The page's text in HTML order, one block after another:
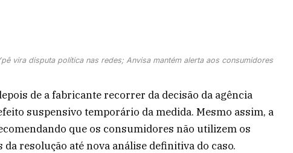
vira disputa política nas redes; Anvisa mantém alerta aos consumidores
de a fabricante recorrer da decisão da agência
suspensivo temporário da medida. Mesmo assim, a
que os consumidores não utilizem os
resolução até nova análise definitiva do caso.